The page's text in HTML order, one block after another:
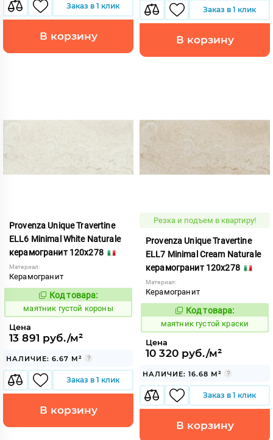
Заказ в 1 клик
В корзину
Заказ в 1 клик
В корзину
Provenza Unique Travertine
ELL6 Minimal White Naturale
керамогранит 120x278
Материал:
Керамогранит
924788
Код товара:
маятник густой короны
Цена
13 891 руб./м²
НАЛИЧИЕ: 6.67 М²
Заказ в 1 клик
В корзину
Резка и подъем в квартиру!
Provenza Unique Travertine
ELL7 Minimal Cream Naturale
керамогранит 120x278
Материал:
Керамогранит
924789
Код товара:
маятник густой краски
Цена
10 320 руб./м²
НАЛИЧИЕ: 16.68 М²
Заказ в 1 клик
В корзину